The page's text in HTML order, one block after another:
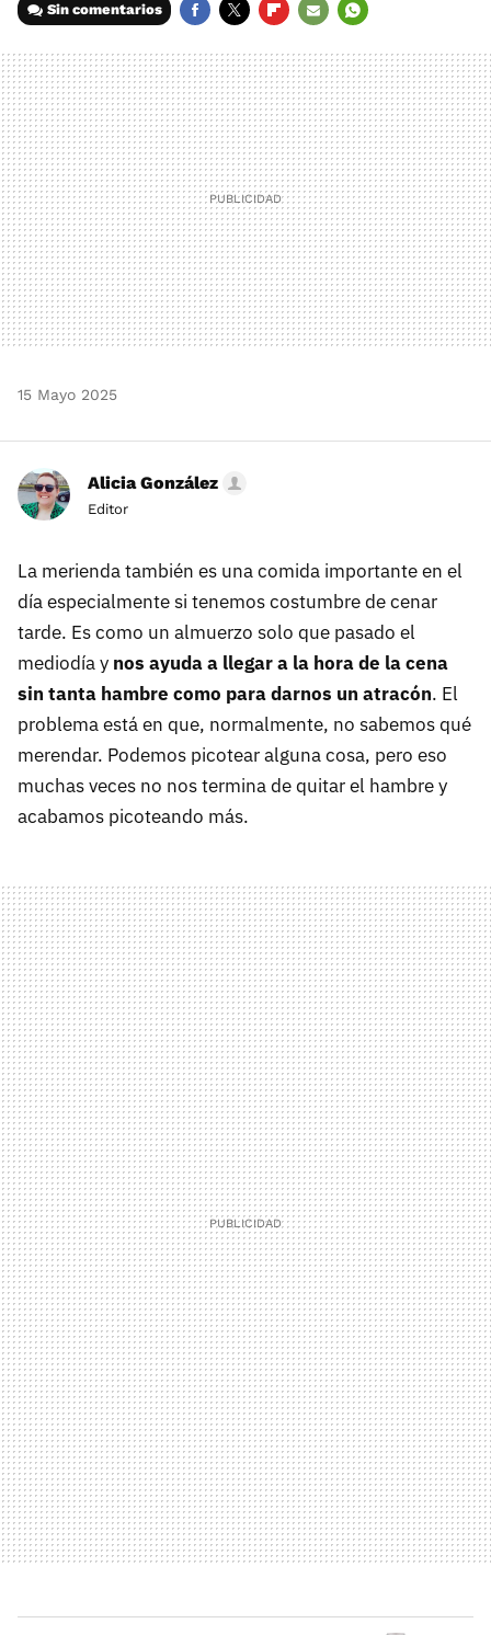
Sin comentarios
MAIL
15 Mayo 2025
Alicia González
Editor
La merienda también es una comida importante en el
día especialmente si tenemos costumbre de cenar
tarde. Es como un almuerzo solo que pasado el
mediodía y nos ayuda a llegar a la hora de la cena
sin tanta hambre como para darnos un atracón. El
problema está en que, normalmente, no sabemos qué
merendar. Podemos picotear alguna cosa, pero eso
muchas veces no nos termina de quitar el hambre y
acabamos picoteando más.